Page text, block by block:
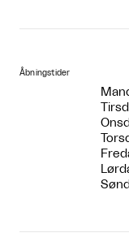
Åbningstider